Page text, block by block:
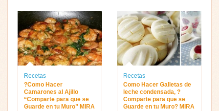
Recetas
?Como Hacer
Camarones al Ajillo
“Comparte para que se
Guarde en tu Muro” MIRA
Recetas
Como Hacer Galletas de
leche condensada, ?
Comparte para que se
Guarde en tu Muro? MIRA